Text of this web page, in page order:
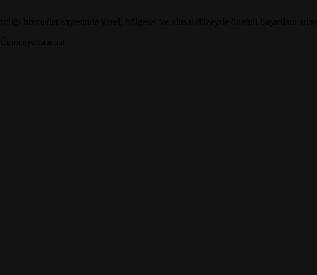
hizmetler sayesinde yerel, bölgesel ve ulusal düzeyde önemli başarılara